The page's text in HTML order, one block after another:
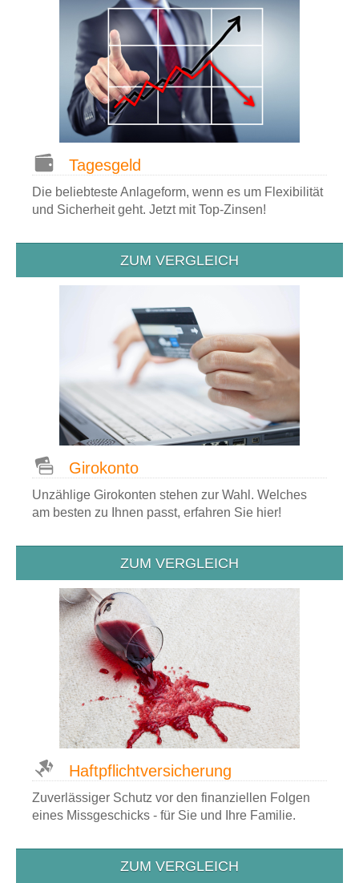
Tagesgeld
Die beliebteste Anlageform, wenn es um Flexibilität
und Sicherheit geht. Jetzt mit Top-Zinsen!
ZUM VERGLEICH
Girokonto
Unzählige Girokonten stehen zur Wahl. Welches
am besten zu Ihnen passt, erfahren Sie hier!
ZUM VERGLEICH
Haftpflicht­versicherung
Zuverlässiger Schutz vor den finanziellen Folgen
eines Missgeschicks - für Sie und Ihre Familie.
ZUM VERGLEICH